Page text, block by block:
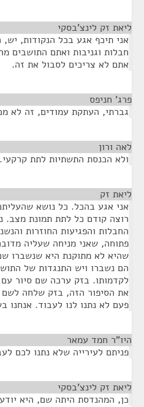
ליאת זק לינצ'בסקי
אני תיכף אגע בכל הנקודות,
חבלות וגניבות ואתם התושבים
אתם לא צריכים לסבול את זה.
פרג' חניפס
גברתי, העתקת עמודים, זה לא
לאה ורון
ולא הכנסת התשתיות לתת
ליאת זק
אני אגע בהכל. כל נושא
רוצה קודם כל לתת תמונת מצב.
החבלות והפגיעות החוזרות
פתוחה, שאני מניחה שעליה
שהיא לא מתוקנת היא שנשברו
הם נשברו ויש התנגדות של
לקדמותו. בזק ערכה שם סיור
את הסיפור הזה, בזק שלחה לשם
פעם לא נתנו לנו לעבוד.
היו"ר חמד עמאר
פניתם לעירייה שלא נתנו לכם
ליאת זק לינצ'בסקי
כן, המהנדסת היתה שם, היא